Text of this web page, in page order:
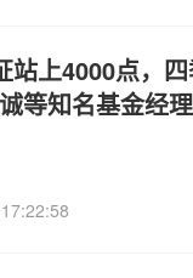
站上4000点，
等知名基金经